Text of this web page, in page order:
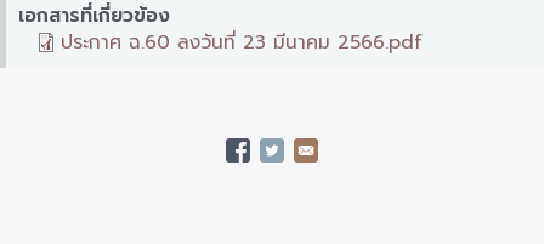
เอกสารที่เกี่ยวข้อง
ประกาศ ฉ.60 ลงวันที่ 23 มีนาคม 2566.pdf